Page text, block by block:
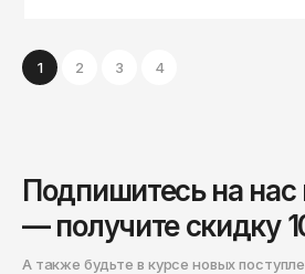
1 2 3 4
Подпишитесь на нас
— получите скидку
А также будьте в курсе новых